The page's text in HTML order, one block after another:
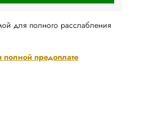
предоплате
для полного расслабления